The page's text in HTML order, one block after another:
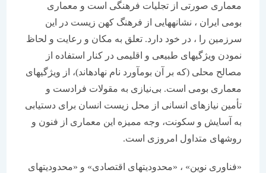
معماری صورتی از تجلیات فرهنگی است و معماری
بومی ایران ، نشانه­هایی از فرهنگ کهن زیست در این
سرزمین را ، در خود دارد. تعلق به مکان و رعایت و لحاظ
نمودن ویژگی­های طبیعی و اقلیمی در کنار استفاده از
مصالح محلی (که بر آن بوم­آورد نام نهاده­اند)، از ویژگی­های
معماری بومی است. بی‌نیازی به مقولات فرادست و
تأمین نیازهای انسانی از محل زیست انسان برای دستیابی
به آسایش و سکونت، وجه ممیزه این معماری از فنون و
روش­های متداول امروزی است.
«فناوری نوین» ، «محدودیت­های اقتصادی» و «محدودیت­های